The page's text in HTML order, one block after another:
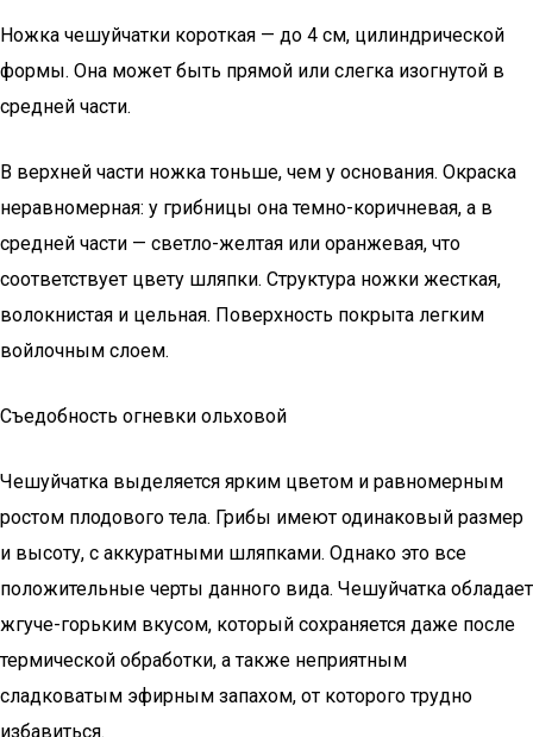
Ножка чешуйчатки короткая — до 4 см, цилиндрической
формы. Она может быть прямой или слегка изогнутой в
средней части.
В верхней части ножка тоньше, чем у основания. Окраска
неравномерная: у грибницы она темно-коричневая, а в
средней части — светло-желтая или оранжевая, что
соответствует цвету шляпки. Структура ножки жесткая,
волокнистая и цельная. Поверхность покрыта легким
войлочным слоем.
Съедобность огневки ольховой
Чешуйчатка выделяется ярким цветом и равномерным
ростом плодового тела. Грибы имеют одинаковый размер
и высоту, с аккуратными шляпками. Однако это все
положительные черты данного вида. Чешуйчатка обладает
жгуче-горьким вкусом, который сохраняется даже после
термической обработки, а также неприятным
сладковатым эфирным запахом, от которого трудно
избавиться.